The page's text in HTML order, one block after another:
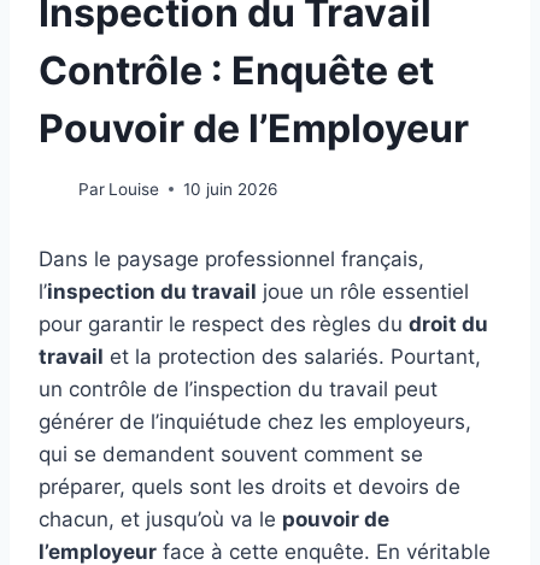
Inspection du Travail
Contrôle : Enquête et
Pouvoir de l’Employeur
Par Louise 10 juin 2026
Dans le paysage professionnel français,
l’inspection du travail joue un rôle essentiel
pour garantir le respect des règles du droit du
travail et la protection des salariés. Pourtant,
un contrôle de l’inspection du travail peut
générer de l’inquiétude chez les employeurs,
qui se demandent souvent comment se
préparer, quels sont les droits et devoirs de
chacun, et jusqu’où va le pouvoir de
l’employeur face à cette enquête. En véritable